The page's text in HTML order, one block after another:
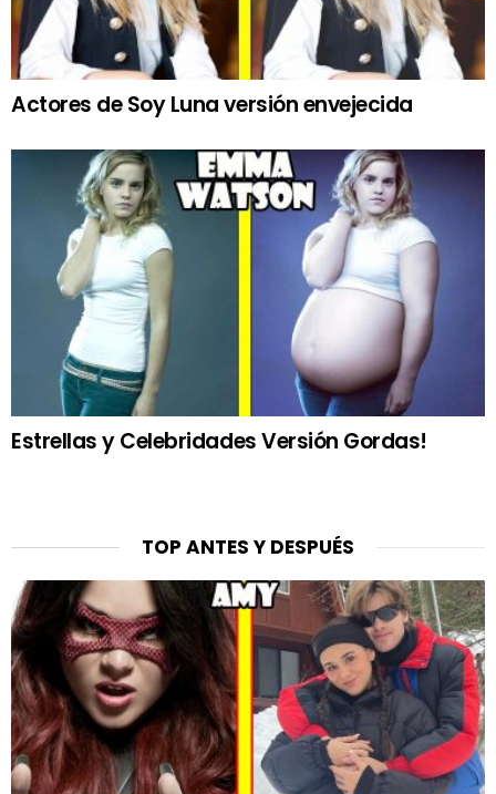
Actores de Soy Luna versión envejecida
Estrellas y Celebridades Versión Gordas!
TOP ANTES Y DESPUÉS